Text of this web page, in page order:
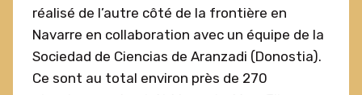
réalisé de l’autre côté de la frontière en
Navarre en collaboration avec un équipe de la
Sociedad de Ciencias de Aranzadi (Donostia).
Ce sont au total environ près de 270